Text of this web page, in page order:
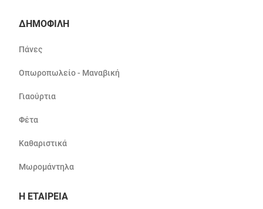
ΔΗΜΟΦΙΛΗ
Πάνες
Οπωροπωλείο - Μαναβική
Γιαούρτια
Φέτα
Καθαριστικά
Μωρομάντηλα
Η ΕΤΑΙΡΕΙΑ